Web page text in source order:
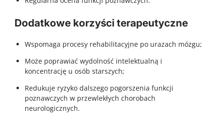
Dodatkowe korzyści terapeutyczne
Wspomaga procesy rehabilitacyjne po urazach mózgu;
Może poprawiać wydolność intelektualną i
koncentrację u osób starszych;
Redukuje ryzyko dalszego pogorszenia funkcji
poznawczych w przewlekłych chorobach
neurologicznych.